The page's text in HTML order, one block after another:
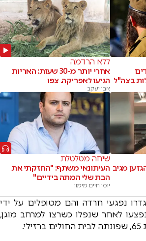
בצה"ל
ללא הרדמה
אחרי יותר מ-30 שעות: האריות
הגיעו לאפריקה. צפו
אבי יעקב
מגיב
שיחה מטלטלת
העיתונאי משתף: "החזקתי את
הבת שלי המתה בידיים"
יוסי חיים מימון
נפגעי חרדה והם מטופלים על ידי
לאחר שנפלו כשרצו למרחב מוגן,